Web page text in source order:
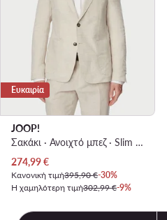
Ευκαιρία
JOOP!
Σακάκι · Ανοιχτό μπεζ · Slim Fit
Τρέχουσα τιμή
274,99€
Κανονική τιμή395,90 €-30%
Η χαμηλότερη τιμή302,99 €-9%